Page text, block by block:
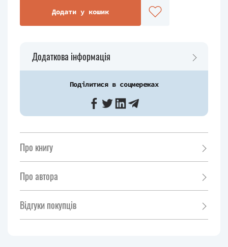
Додати у кошик
Додаткова інформація
Поділитися в соцмережах
Про книгу
Про автора
Відгуки покупців